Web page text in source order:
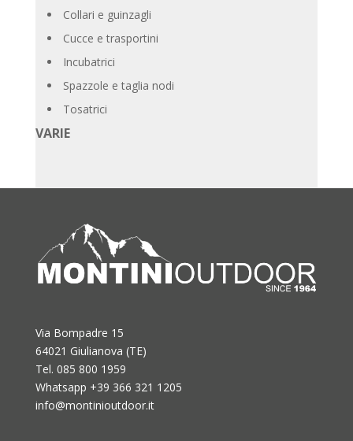
Collari e guinzagli
Cucce e trasportini
Incubatrici
Spazzole e taglia nodi
Tosatrici
VARIE
Via Bompadre 15
64021 Giulianova (TE)
Tel. 085 800 1959
Whatsapp +39 366 321 1205
info@montinioutdoor.it